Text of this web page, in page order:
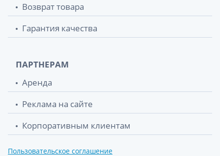
Возврат товара
Гарантия качества
ПАРТНЕРАМ
Аренда
Реклама на сайте
Корпоративным клиентам
Пользовательское соглашение